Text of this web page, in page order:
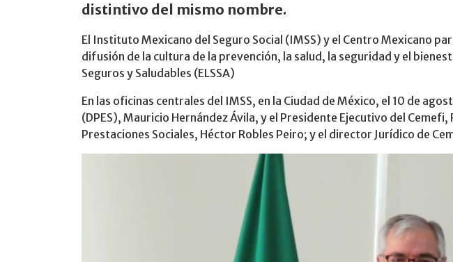
distintivo del mismo nombre.
El Instituto Mexicano del Seguro Social (IMSS) y el Centro Mexicano
difusión de la cultura de la prevención, la salud, la seguridad y el
Seguros y Saludables (ELSSA)
En las oficinas centrales del IMSS, en la Ciudad de México, el 10 de
(DPES), Mauricio Hernández Ávila, y el Presidente Ejecutivo del
Prestaciones Sociales, Héctor Robles Peiro; y el director Jurídico de